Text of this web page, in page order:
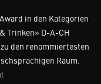
in den Kategorien
Trinken» D-A-CH
den renommiertesten
Raum.